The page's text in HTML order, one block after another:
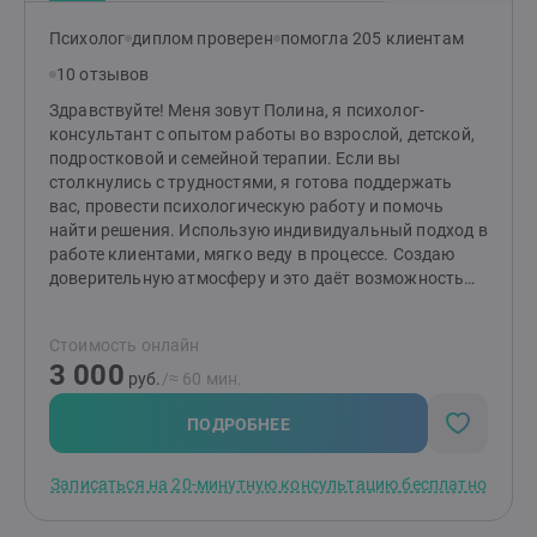
всех сферах жизни.
Психолог диплом проверен помогла 205 клиентам
10 отзывов
Здравствуйте! Меня зовут Полина, я психолог-
консультант с опытом работы во взрослой, детской,
подростковой и семейной терапии. Если вы
столкнулись с трудностями, я готова поддержать
вас, провести психологическую работу и помочь
найти решения. Использую индивидуальный подход в
работе клиентами, мягко веду в процессе. Создаю
доверительную атмосферу и это даёт возможность
осознаванием, гештальт-терапия, кроме этого я
использую элементы когнитивно-поведенческой, арт-
терапии, расстановки, терапию принятия и
обязательств и другие техники и методы. Работаю в
краткосрочном подходе (до 10 консультаций), как
рамках работы над запросом мы выделяем
Стоимость онлайн
3 000 руб. /≈ 60 мин.
ПОДРОБНЕЕ
Записаться на 20-минутную консультацию бесплатно